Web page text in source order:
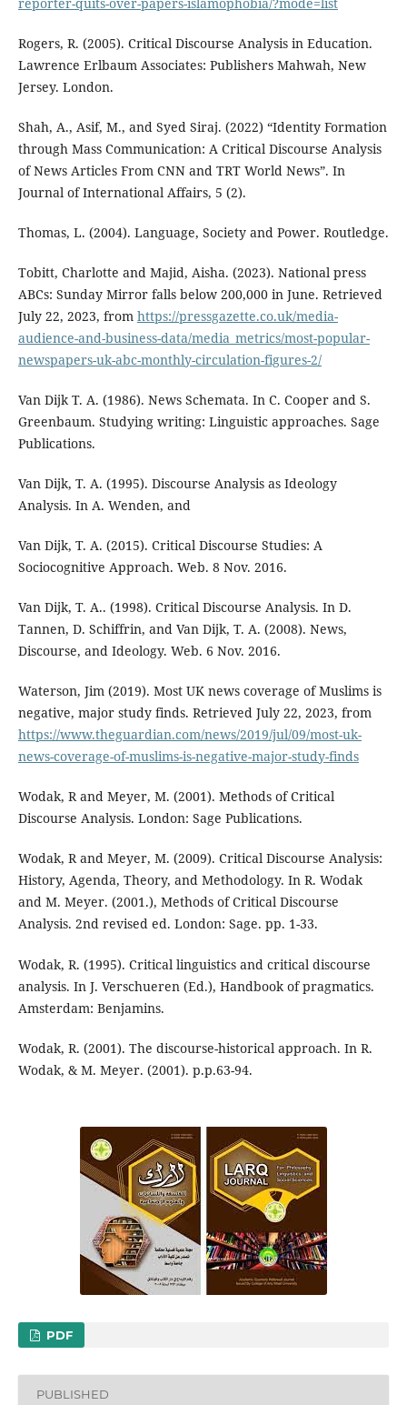
reporter-quits-over-papers-islamophobia/?mode=list
Rogers, R. (2005). Critical Discourse Analysis in Education.
Lawrence Erlbaum Associates: Publishers Mahwah, New
Jersey. London.
Shah, A., Asif, M., and Syed Siraj. (2022) “Identity Formation
through Mass Communication: A Critical Discourse Analysis
of News Articles From CNN and TRT World News”. In
Journal of International Affairs, 5 (2).
Thomas, L. (2004). Language, Society and Power. Routledge.
Tobitt, Charlotte and Majid, Aisha. (2023). National press
ABCs: Sunday Mirror falls below 200,000 in June. Retrieved
July 22, 2023, from https://pressgazette.co.uk/media-
audience-and-business-data/media_metrics/most-popular-
newspapers-uk-abc-monthly-circulation-figures-2/
Van Dijk T. A. (1986). News Schemata. In C. Cooper and S.
Greenbaum. Studying writing: Linguistic approaches. Sage
Publications.
Van Dijk, T. A. (1995). Discourse Analysis as Ideology
Analysis. In A. Wenden, and
Van Dijk, T. A. (2015). Critical Discourse Studies: A
Sociocognitive Approach. Web. 8 Nov. 2016.
Van Dijk, T. A.. (1998). Critical Discourse Analysis. In D.
Tannen, D. Schiffrin, and Van Dijk, T. A. (2008). News,
Discourse, and Ideology. Web. 6 Nov. 2016.
Waterson, Jim (2019). Most UK news coverage of Muslims is
negative, major study finds. Retrieved July 22, 2023, from
https://www.theguardian.com/news/2019/jul/09/most-uk-
news-coverage-of-muslims-is-negative-major-study-finds
Wodak, R and Meyer, M. (2001). Methods of Critical
Discourse Analysis. London: Sage Publications.
Wodak, R and Meyer, M. (2009). Critical Discourse Analysis:
History, Agenda, Theory, and Methodology. In R. Wodak
and M. Meyer. (2001.), Methods of Critical Discourse
Analysis. 2nd revised ed. London: Sage. pp. 1-33.
Wodak, R. (1995). Critical linguistics and critical discourse
analysis. In J. Verschueren (Ed.), Handbook of pragmatics.
Amsterdam: Benjamins.
Wodak, R. (2001). The discourse-historical approach. In R.
Wodak, & M. Meyer. (2001). p.p.63-94.
PDF
PUBLISHED